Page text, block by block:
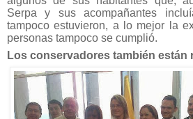
Serpa y sus acompañantes
tampoco estuvieron, a lo mejor la
personas tampoco se cumplió.
Los conservadores también están